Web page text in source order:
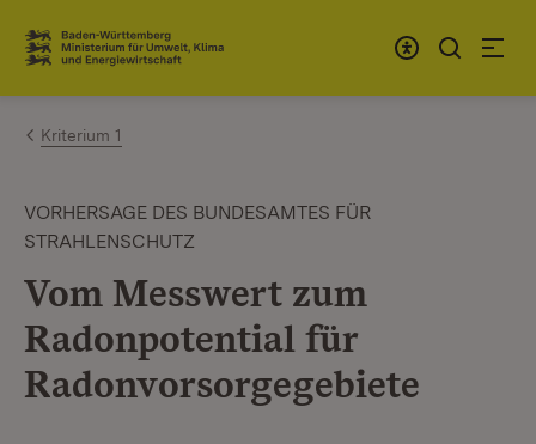
Zum Inhalt springen
Link zur Startseite
Kriterium 1
VORHERSAGE DES BUNDESAMTES FÜR
STRAHLENSCHUTZ
Vom Messwert zum
Radonpotential für
Radonvorsorgegebiete